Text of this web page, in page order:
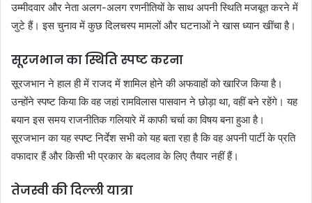
उम्मीदवार और नेता अलग-अलग रणनीतियों के साथ अपनी स्थिति मजबूत करने में
जुटे हैं। इस चुनाव में कुछ दिलचस्प मामलों और घटनाओं ने खास ध्यान खींचा है।
सूरजभान का स्थिति स्पष्ट करना
सूरजभान ने हाल ही में राजद में शामिल होने की अफवाहों को खारिज किया है।
उन्होंने स्पष्ट किया कि वह जहां रामविलास पासवान ने छोड़ा था, वहीं बने रहेंगे। यह
बयान इस समय राजनीतिक गलियारे में काफी चर्चा का विषय बना हुआ है।
सूरजभान का यह स्पष्ट निर्देश सभी को यह बता रहा है कि वह अपनी पार्टी के प्रति
वफादार हैं और किसी भी प्रकार के बदलाव के लिए तैयार नहीं हैं।
तेजस्वी की दिल्ली यात्रा